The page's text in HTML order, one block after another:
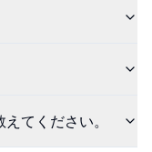
てください。